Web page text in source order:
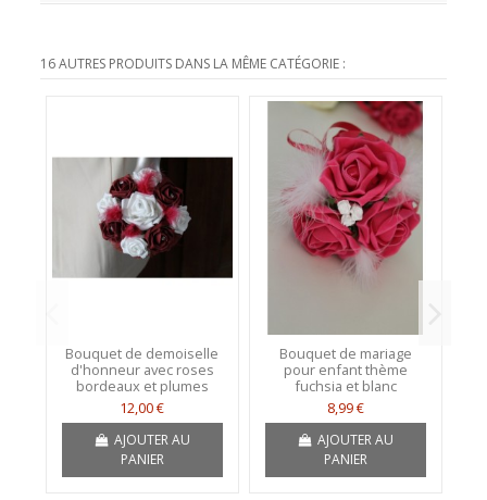
16 AUTRES PRODUITS DANS LA MÊME CATÉGORIE :
Bouquet de demoiselle
d'honneur avec roses
bordeaux et plumes
12,00 €
AJOUTER AU
PANIER
Bouquet de mariage
pour enfant thème
fuchsia et blanc
8,99 €
AJOUTER AU
PANIER